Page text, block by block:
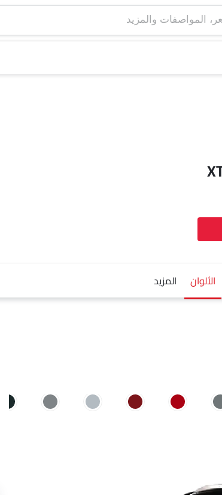
الألوان المزيد